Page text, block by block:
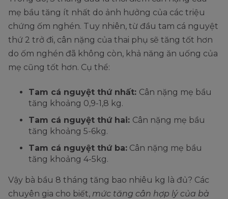
mẹ bầu tăng ít nhất do ảnh hưởng của các triệu
chứng ốm nghén. Tuy nhiên, từ đầu tam cá nguyệt
thứ 2 trở đi, cân nặng của thai phụ sẽ tăng tốt hơn
do ốm nghén đã không còn, khả năng ăn uống của
mẹ cũng tốt hơn. Cụ thể:
Tam cá nguyệt thứ nhất: Cân nặng mẹ bầu
tăng khoảng 0,9-1,8 kg.
Tam cá nguyệt thứ hai: Cân nặng mẹ bầu
tăng khoảng 5-6kg.
Tam cá nguyệt thứ ba: Cân nặng mẹ bầu
tăng khoảng 4-5kg.
Vậy bà bầu 8 tháng tăng bao nhiêu kg là đủ? Các
chuyên gia cho biết, mức tăng cân hợp lý của bà